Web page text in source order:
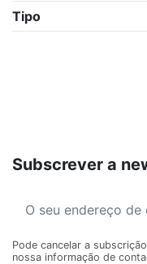
Tipo
Subscrever a
Pode cancelar a
nossa informação de